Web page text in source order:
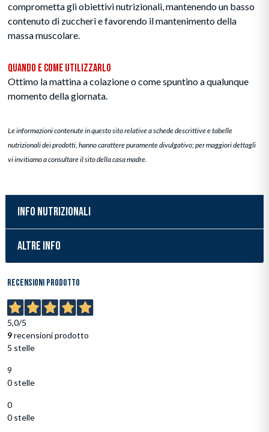
comprometta gli obiettivi nutrizionali, mantenendo un basso
contenuto di zuccheri e favorendo il mantenimento della
massa muscolare.
Quando e Come Utilizzarlo
Ottimo la mattina a colazione o come spuntino a qualunque
momento della giornata.
Le informazioni contenute in questo sito relative a schede descrittive e tabelle
nutrizionali dei prodotti, hanno carattere puramente divulgativo; per maggiori dettagli
vi invitiamo a consultare il sito della casa madre.
INFO NUTRIZIONALI
ALTRE INFO
Recensioni prodotto
5,0/5
9recensioni prodotto
5 stelle
9
0 stelle
0
0 stelle